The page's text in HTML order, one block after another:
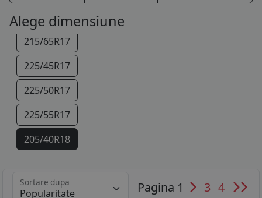
Alege dimensiune
215/60R17
215/65R17
225/45R17
225/50R17
225/55R17
205/40R18
225/40R18
Sortare dupa Pagina 1 3 4